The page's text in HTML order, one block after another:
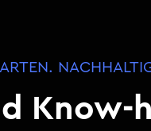
Know-